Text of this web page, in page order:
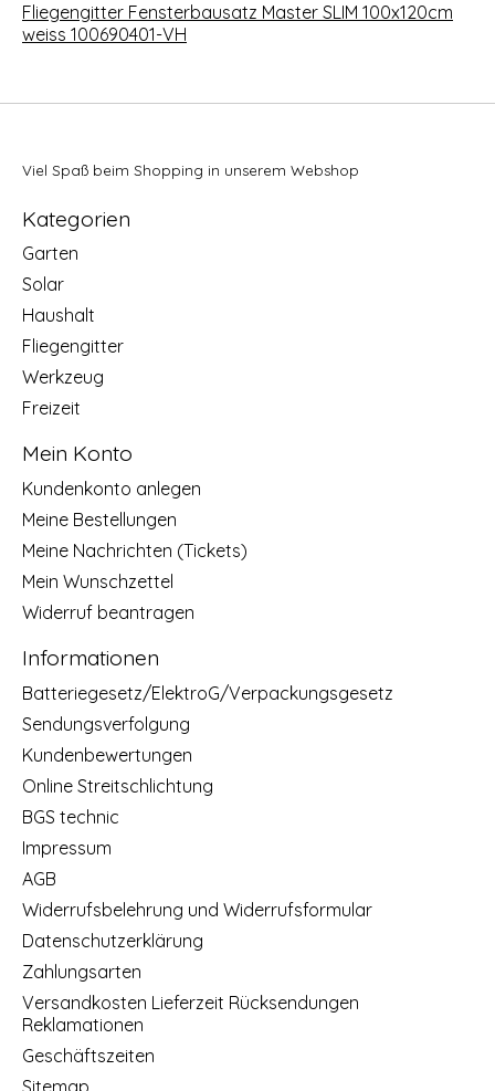
Fliegengitter Fensterbausatz Master SLIM 100x120cm
weiss 100690401-VH
Viel Spaß beim Shopping in unserem Webshop
Kategorien
Garten
Solar
Haushalt
Fliegengitter
Werkzeug
Freizeit
Mein Konto
Kundenkonto anlegen
Meine Bestellungen
Meine Nachrichten (Tickets)
Mein Wunschzettel
Widerruf beantragen
Informationen
Batteriegesetz/ElektroG/Verpackungsgesetz
Sendungsverfolgung
Kundenbewertungen
Online Streitschlichtung
BGS technic
Impressum
AGB
Widerrufsbelehrung und Widerrufsformular
Datenschutzerklärung
Zahlungsarten
Versandkosten Lieferzeit Rücksendungen
Reklamationen
Geschäftszeiten
Sitemap